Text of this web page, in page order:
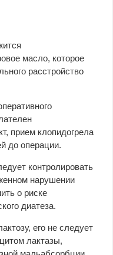
масло, которое
расстройство
прием клопидогрела
до операции.
контролировать
нарушении
о риске
диатеза.
его не следует
лактазы,